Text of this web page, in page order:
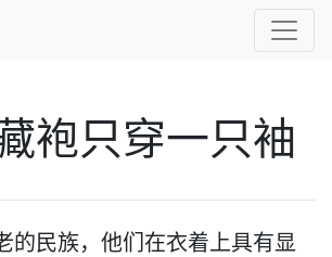
袍只穿一只袖
的民族，他们在衣着上具有显